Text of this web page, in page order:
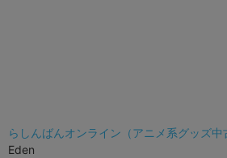
らしんばんオンライン（アニメ系グッズ中
Eden